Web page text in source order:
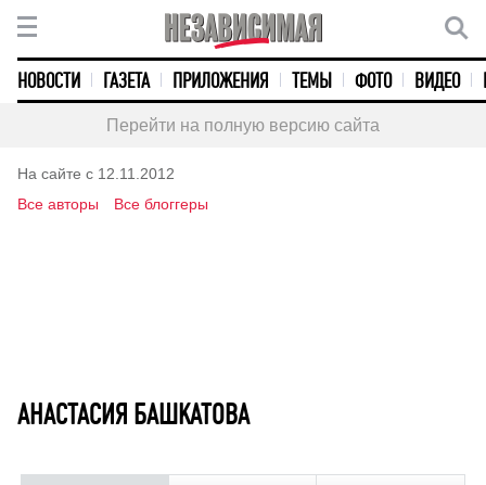
НОВОСТИ ГАЗЕТА ПРИЛОЖЕНИЯ ТЕМЫ ФОТО ВИДЕО
Перейти на полную версию сайта
На сайте с 12.11.2012
Все авторы
Все блоггеры
АНАСТАСИЯ БАШКАТОВА